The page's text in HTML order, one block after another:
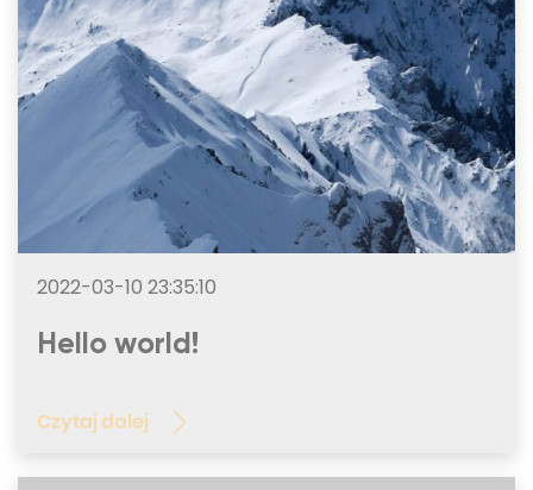
2022-03-10 23:35:10
Hello world!
Czytaj dalej